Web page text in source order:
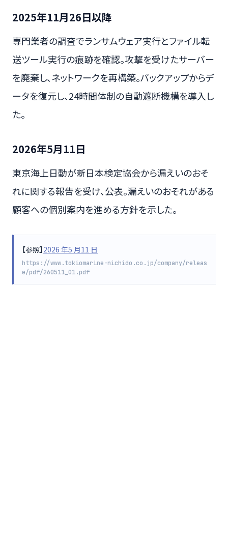
2025年11月26日以降
専門業者の調査でランサムウェア実行とファイル転
送ツール実行の痕跡を確認。攻撃を受けたサーバー
を廃棄し、ネットワークを再構築。バックアップからデ
ータを復元し、24時間体制の自動遮断機構を導入し
た。
2026年5月11日
東京海上日動が新日本検定協会から漏えいのおそ
れに関する報告を受け、公表。漏えいのおそれがある
顧客への個別案内を進める方針を示した。
【参照】2026 年5 月11 日
https://www.tokiomarine-nichido.co.jp/company/releas
e/pdf/260511_01.pdf